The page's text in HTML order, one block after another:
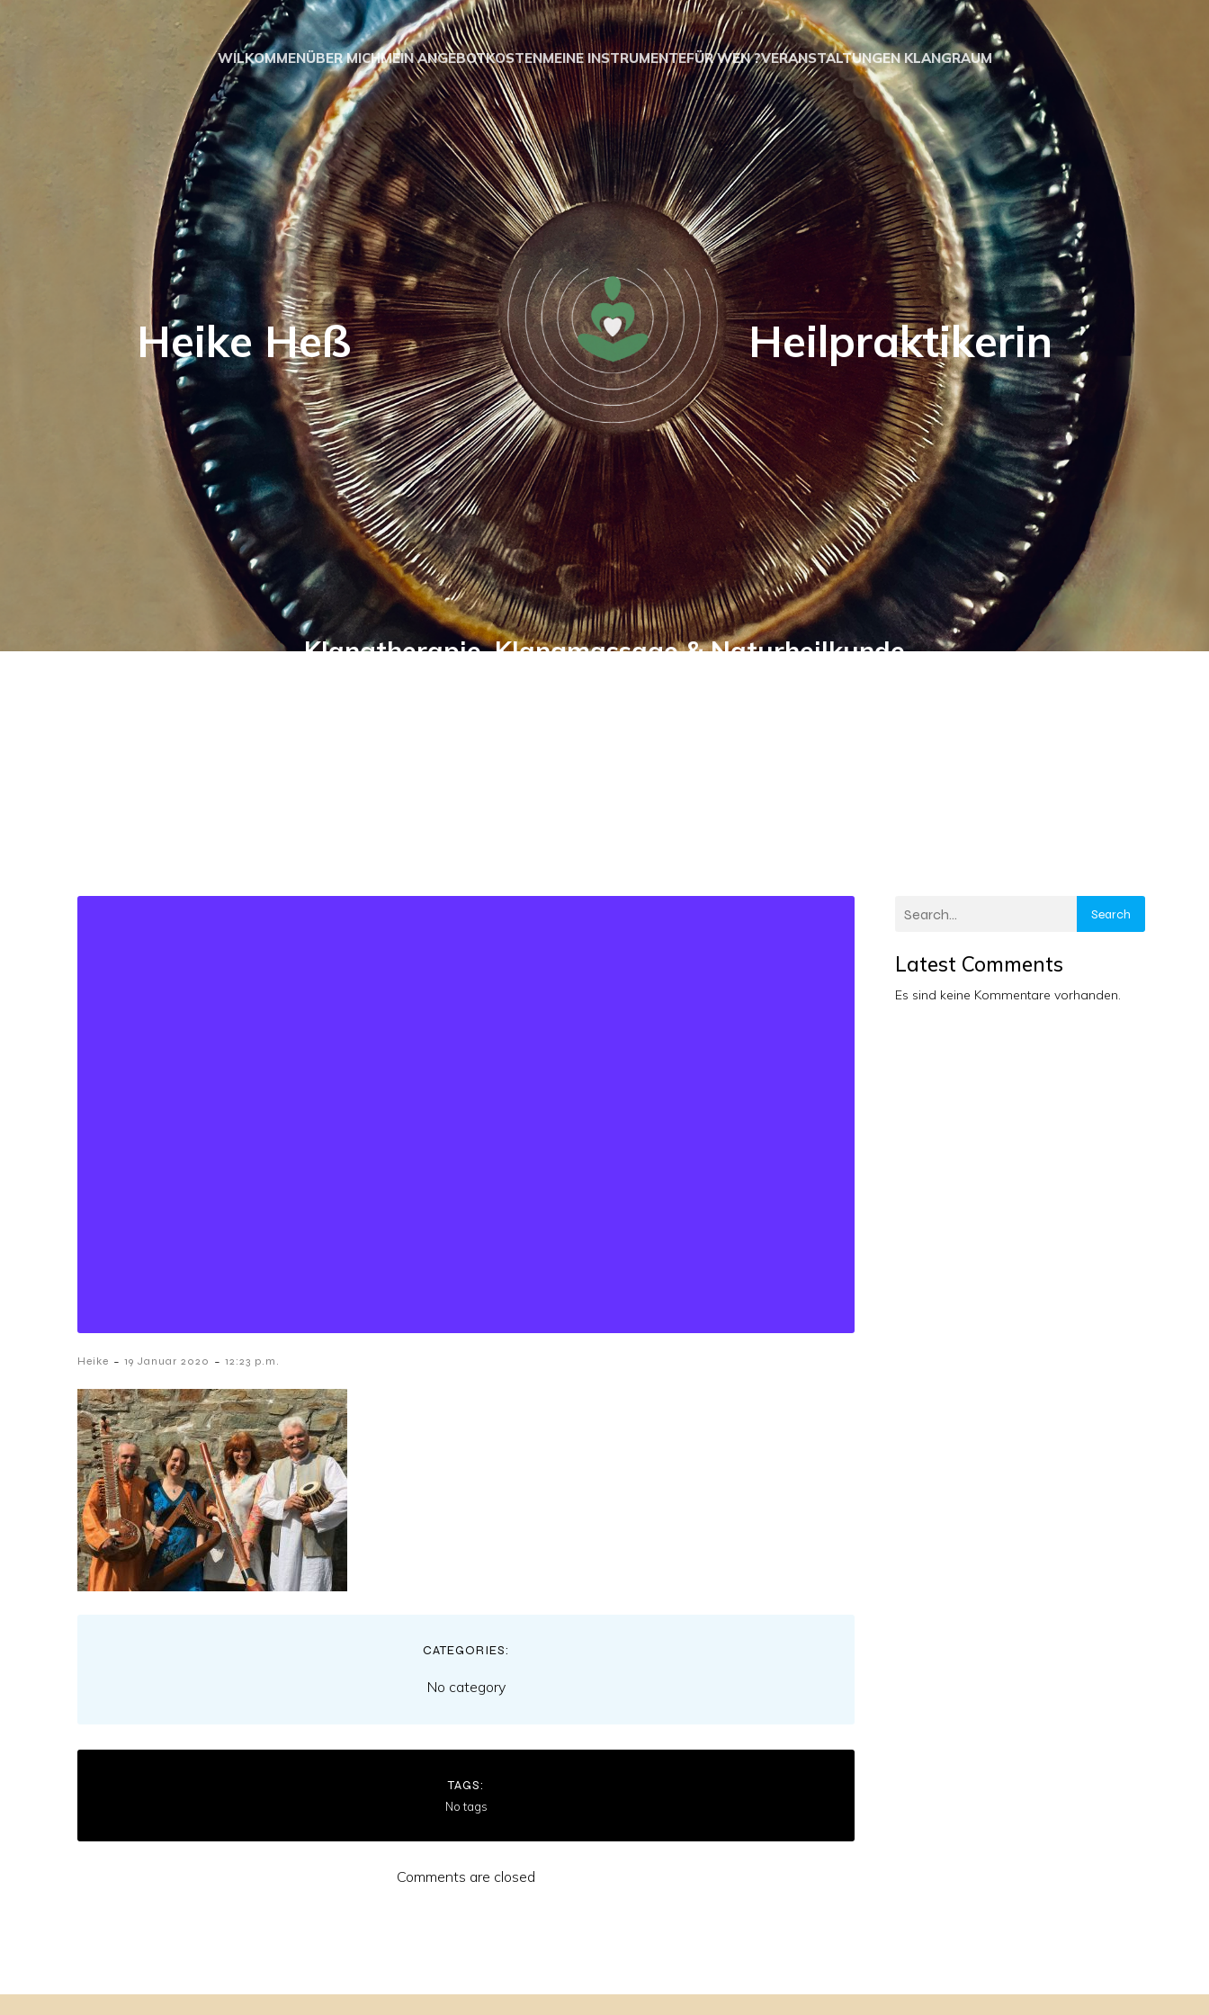
WILKOMMENÜBER MICHMEIN ANGEBOTKOSTENMEINE INSTRUMENTEFÜR WEN ?VERANSTALTUNGEN KLANGRAUM
Heike Heß Heilpraktikerin
Klangtherapie, Klangmassage & Naturheilkunde
Heike - 19 Januar 2020 - 12:23 p.m.
CATEGORIES:
No category
TAGS:
No tags
Comments are closed
Search
Latest Comments
Es sind keine Kommentare vorhanden.